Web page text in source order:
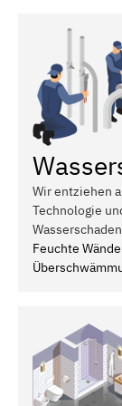
Wir entziehen
Technologie
Feuchte Wände